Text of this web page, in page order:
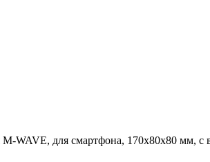
WAVE, для смартфона, 170х80х80 мм, с